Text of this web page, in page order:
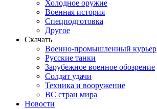
Холодное оружие
Военная история
Спецподготовка
Другое
Скачать
Военно-промышленный курьер
Русские танки
Зарубежное военное обозрение
Солдат удачи
Техника и вооружение
ВС стран мира
Новости